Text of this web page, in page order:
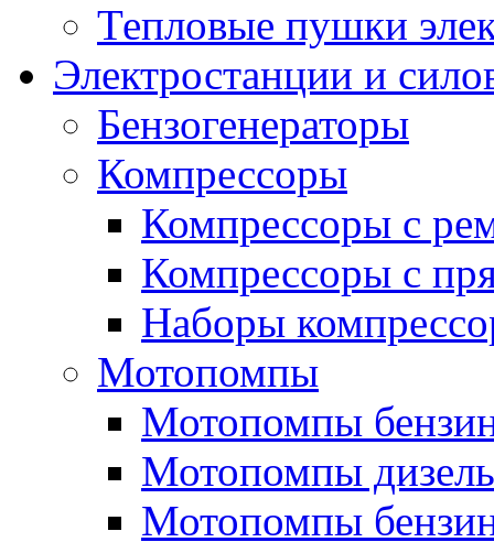
Тепловые пушки
Электростанции и
Бензогенераторы
Компрессоры
Компрессоры с
Компрессоры с
Наборы
Мотопомпы
Мотопомпы
Мотопомпы
Мотопомпы